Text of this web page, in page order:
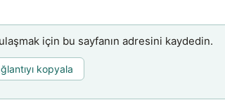
için bu sayfanın adresini kaydedin.
kopyala